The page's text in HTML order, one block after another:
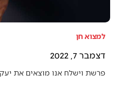
למצוא חן
דצמבר 7, 2022
פרשת וישלח אנו מוצאים את